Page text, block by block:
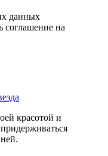
данных
на
красотой и